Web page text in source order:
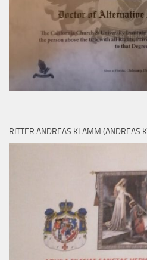
RITTER ANDREAS KLAMM (ANDREAS